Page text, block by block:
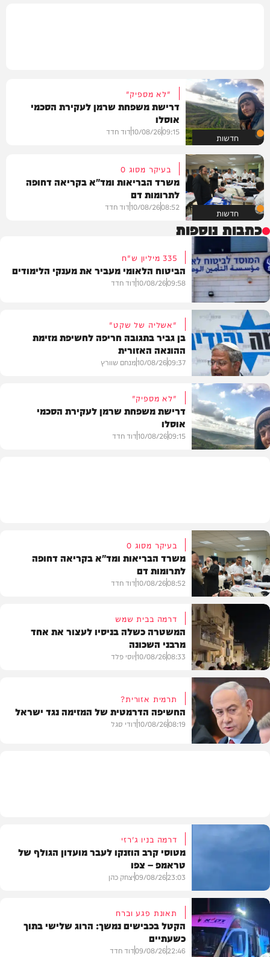
חדשות
"לא מספיק"
דרישת משפחת שרמן לעקירת הסכמי
אוסלו
09:15
10/08/26דוד חדד
חדשות
בעיקר מסוג O
משרד הבריאות ומד"א בקריאה דחופה
לתרומות דם
08:52
10/08/26דוד חדד
כתבות נוספות
חדשות
335 מיליון ש"ח
הביטוח הלאומי מעביר את מענקי הלימודים
09:58
10/08/26דוד חדד
חדשות
"אשליה של שקט"
בן גביר בתגובה חריפה לחשיפת מזימת
ההונאה האזורית
09:37
10/08/26מנחם שוורץ
"לא מספיק"
דרישת משפחת שרמן לעקירת הסכמי
אוסלו
09:15
10/08/26דוד חדד
חדשות
בעיקר מסוג O
משרד הבריאות ומד"א בקריאה דחופה
לתרומות דם
08:52
10/08/26דוד חדד
חרדים
דרמה בבית שמש
המשטרה כשלה בניסיו לעצור את אחד
מרבני השכונה
08:33
10/08/26יוסי פלד
תרמית אזורית?
החשיפה הדרמטית של המזימה נגד ישראל
08:19
10/08/26דודי סגל
וידאו
דרמה בניו ג'רזי
מטוסי קרב הוזנקו לעבר מועדון הגולף של
טראמפ – צפו
23:03
09/08/26יצחק כהן
תאונת פגע וברח
הקטל בכבישים נמשך: הרוג שלישי בתוך
כשעתיים
22:46
09/08/26דוד חדד